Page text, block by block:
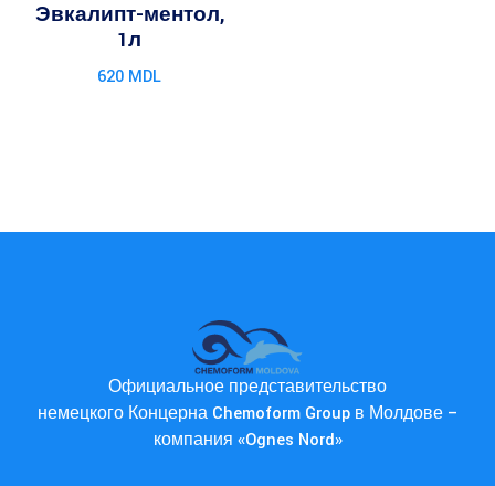
Эвкалипт-ментол,
1л
620 MDL
Официальное представительство
немецкого Концерна Chemoform Group в Молдове –
компания «Ognes Nord»